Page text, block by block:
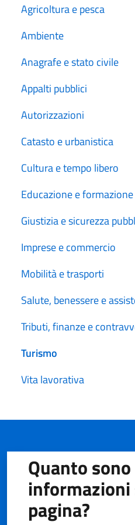
Agricoltura e pesca
Ambiente
Anagrafe e stato civile
Appalti pubblici
Autorizzazioni
Catasto e urbanistica
Cultura e tempo libero
Educazione e formazione
Giustizia e sicurezza
Imprese e commercio
Mobilità e trasporti
Salute, benessere e
Tributi, finanze e
Turismo
Vita lavorativa
Quanto
pagina?